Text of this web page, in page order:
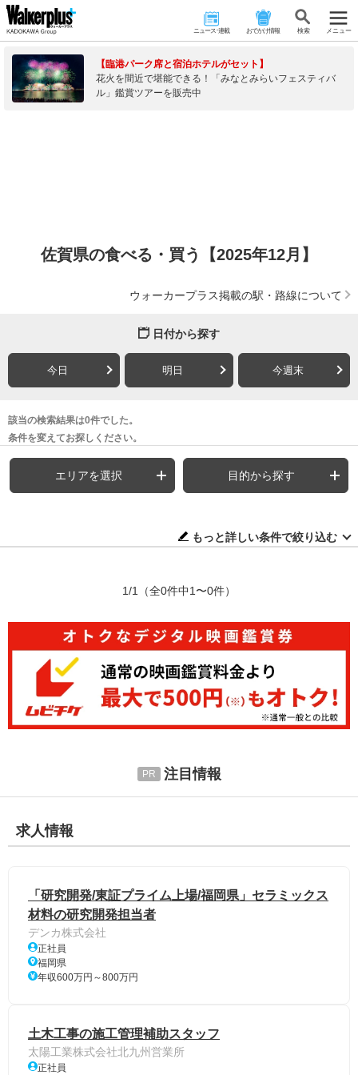
ニュース･連載 おでかけ情報 検 索 メニュー
【臨港パーク席と宿泊ホテルがセット】
花火を間近で堪能できる！「みなとみらいフェスティバ
ル」鑑賞ツアーを販売中
佐賀県の食べる・買う【2025年12月】
ウォーカープラス掲載の駅・路線について
日付から探す
今日 明日 今週末
該当の検索結果は0件でした。
条件を変えてお探しください。
エリアを選択 目的から探す
もっと詳しい条件で絞り込む
1/1 （全0件中1〜0件）
注目情報
求人情報
「研究開発/東証プライム上場/福岡県」セラミックス
材料の研究開発担当者
デンカ株式会社
正社員
福岡県
年収600万円～800万円
土木工事の施工管理補助スタッフ
太陽工業株式会社北九州営業所
正社員